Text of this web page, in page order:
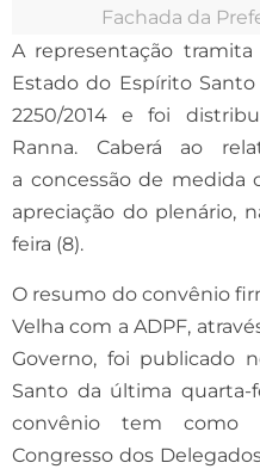
Fachada da
A representação
Estado do Espírito Santo
2250/2014 e foi
Ranna. Caberá ao
a concessão de medida
apreciação do plenário,
feira (8).
O resumo do convênio
Velha com a ADPF,
Governo, foi publicado
Santo da última
convênio tem como
Congresso dos